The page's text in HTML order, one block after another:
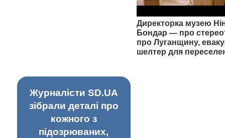
Директорка музею
Бондар — про
про Луганщину,
шелтер для
Журналісти SD.UA
зібрали деталі про
кожного з
підозрюваних,